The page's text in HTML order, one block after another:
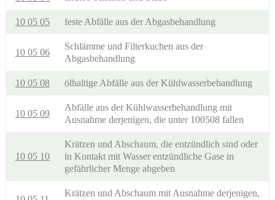
10 05 05 feste Abfälle aus der Abgasbehandlung
10 05 06
Schlämme und Filterkuchen aus der
Abgasbehandlung
10 05 08 ölhaltige Abfälle aus der Kühlwasserbehandlung
10 05 09
Abfälle aus der Kühlwasserbehandlung mit
Ausnahme derjenigen, die unter 100508 fallen
10 05 10
Krätzen und Abschaum, die entzündlich sind oder
in Kontakt mit Wasser entzündliche Gase in
gefährlicher Menge abgeben
Krätzen und Abschaum mit Ausnahme derjenigen,